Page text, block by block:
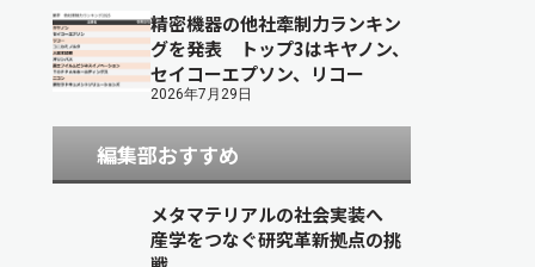
精密機器の他社牽制力ランキン
グを発表 トップ3はキヤノン、
セイコーエプソン、リコー
2026年7月29日
編集部おすすめ
メタマテリアルの社会実装へ
産学をつなぐ研究革新拠点の挑